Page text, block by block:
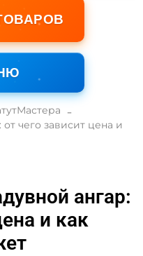
чего зависит цена и
ангар:
и как